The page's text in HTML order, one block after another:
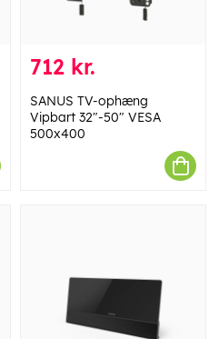
712 kr.
SANUS TV-ophæng
Vipbart 32"-50" VESA
500x400